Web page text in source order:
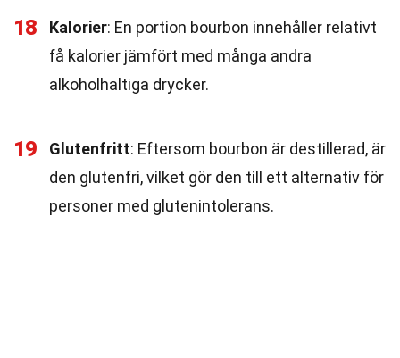
18 Kalorier: En portion bourbon innehåller relativt
få kalorier jämfört med många andra
alkoholhaltiga drycker.
19 Glutenfritt: Eftersom bourbon är destillerad, är
den glutenfri, vilket gör den till ett alternativ för
personer med glutenintolerans.